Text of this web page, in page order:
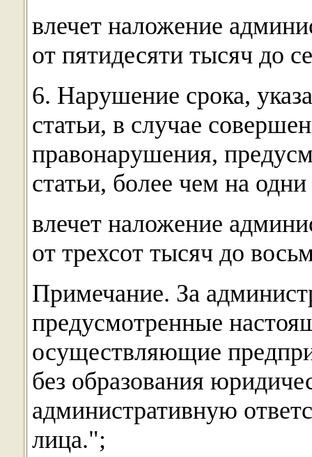
влечет наложение
от пятидесяти тысяч до
6. Нарушение срока,
статьи, в случае
правонарушения,
статьи, более чем на
влечет наложение
от трехсот тысяч до
Примечание. За
предусмотренные
осуществляющие
без образования
административную
лица.";